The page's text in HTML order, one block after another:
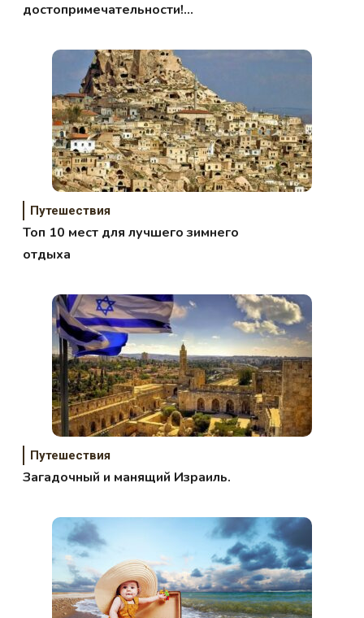
достопримечательности!
Путешествия
Топ 10 мест для лучшего зимнего
отдыха
Путешествия
Загадочный и манящий Израиль.